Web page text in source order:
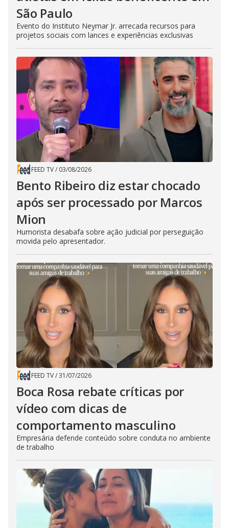
São Paulo
Evento do Instituto Neymar Jr. arrecada recursos para
projetos sociais com lances e experiências exclusivas
FEED TV/ 03/08/2026
Bento Ribeiro diz estar chocado
após ser processado por Marcos
Mion
Humorista desabafa sobre ação judicial por perseguição
movida pelo apresentador.
FEED TV/31/07/2026
Boca Rosa rebate críticas por
vídeo com dicas de
comportamento masculino
Empresária defende conteúdo sobre conduta no ambiente
de trabalho